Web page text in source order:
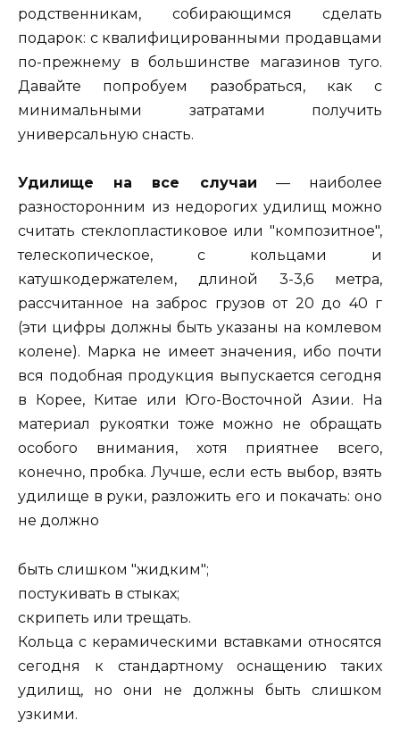
родственникам, собирающимся сделать
подарок: с квалифицированными продавцами
по-прежнему в большинстве магазинов туго.
Давайте попробуем разобраться, как с
минимальными затратами получить
универсальную снасть.
Удилище на все случаи — наиболее
разносторонним из недорогих удилищ можно
считать стеклопластиковое или "композитное",
телескопическое, с кольцами и
катушкодержателем, длиной 3-3,6 метра,
рассчитанное на заброс грузов от 20 до 40 г
(эти цифры должны быть указаны на комлевом
колене). Марка не имеет значения, ибо почти
вся подобная продукция выпускается сегодня
в Корее, Китае или Юго-Восточной Азии. На
материал рукоятки тоже можно не обращать
особого внимания, хотя приятнее всего,
конечно, пробка. Лучше, если есть выбор, взять
удилище в руки, разложить его и покачать: оно
не должно
быть слишком "жидким";
постукивать в стыках;
скрипеть или трещать.
Кольца с керамическими вставками относятся
сегодня к стандартному оснащению таких
удилищ, но они не должны быть слишком
узкими.